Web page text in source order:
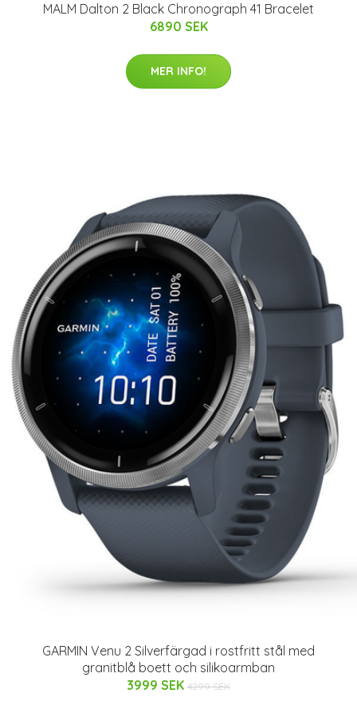
MALM Dalton 2 Black Chronograph 41 Bracelet
6890 SEK
MER INFO!
GARMIN Venu 2 Silverfärgad i rostfritt stål med
granitblå boett och silikoarmban
3999 SEK 4299 SEK